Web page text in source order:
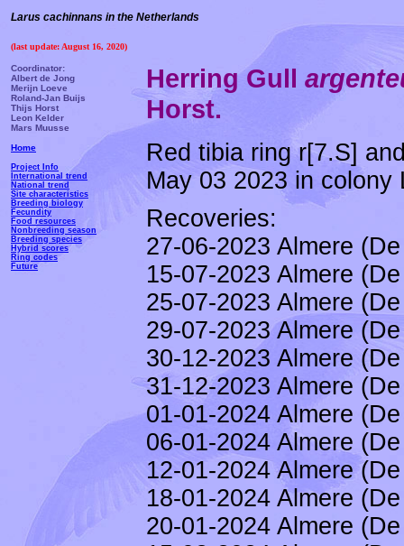
Larus cachinnans in the Netherlands
(last update: August 16, 2020)
Coordinator:
Albert de Jong
Merijn Loeve
Roland-Jan Buijs
Thijs Horst
Leon Kelder
Mars Muusse
Home
Project Info
International trend
National trend
Site characteristics
Breeding biology
Fecundity
Food resources
Nonbreeding season
Breeding species
Hybrid scores
Ring codes
Future
Herring Gull
Horst.
Red tibia ring r[7.S]
May 03 2023 in
Recoveries:
27-06-2023 Almere
15-07-2023 Almere
25-07-2023 Almere
29-07-2023 Almere
30-12-2023 Almere
31-12-2023 Almere
01-01-2024 Almere
06-01-2024 Almere
12-01-2024 Almere
18-01-2024 Almere
20-01-2024 Almere